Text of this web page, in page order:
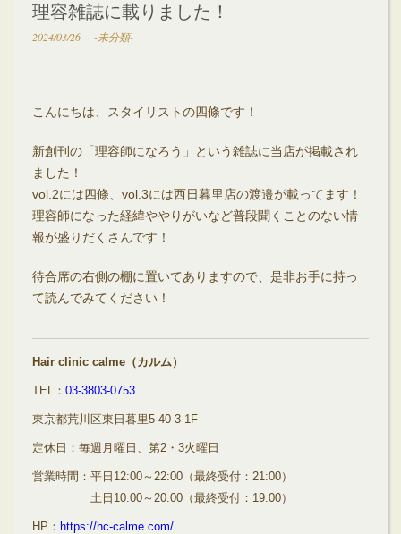
理容雑誌に載りました！
2024/03/26 -未分類-
こんにちは、スタイリストの四條です！
新創刊の「理容師になろう」という雑誌に当店が掲載され
ました！
vol.2には四條、vol.3には西日暮里店の渡邉が載ってます！
理容師になった経緯ややりがいなど普段聞くことのない情
報が盛りだくさんです！
待合席の右側の棚に置いてありますので、是非お手に持っ
て読んでみてください！
Hair clinic calme（カルム）
TEL： 03-3803-0753
東京都荒川区東日暮里5-40-3 1F
定休日：毎週月曜日、第2・3火曜日
営業時間：平日12:00～22:00（最終受付：21:00）
土日10:00～20:00（最終受付：19:00）
HP： https://hc-calme.com/